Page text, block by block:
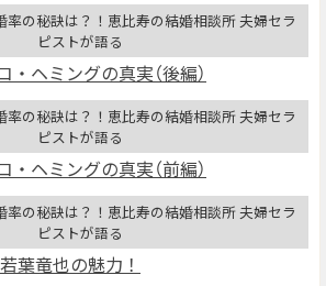
・ヘミングの真実（後編）
率の秘訣は？！恵比寿の結婚相談所 夫婦セラ
ピストが語る
・ヘミングの真実（前編）
率の秘訣は？！恵比寿の結婚相談所 夫婦セラ
ピストが語る
葉竜也の魅力！
率の秘訣は？！恵比寿の結婚相談所 夫婦セラ
ピストが語る